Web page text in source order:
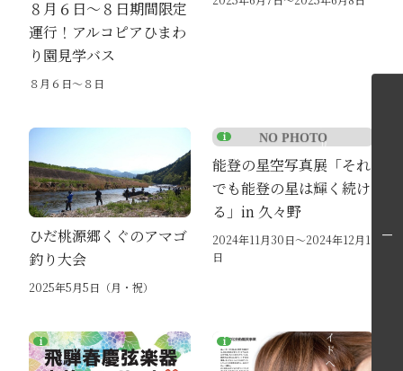
８月６日〜８日期間限定
運行！アルコピアひまわ
り園見学バス
８月６日〜８日
ひだ桃源郷くぐのアマゴ
釣り大会
2025年5月5日（月・祝）
能登の星空写真展「それ
でも能登の星は輝く続け
る」in 久々野
2024年11月30日～2024年12月1
日
各エリアの紹介へ
飛騨高山旅ガイドへ